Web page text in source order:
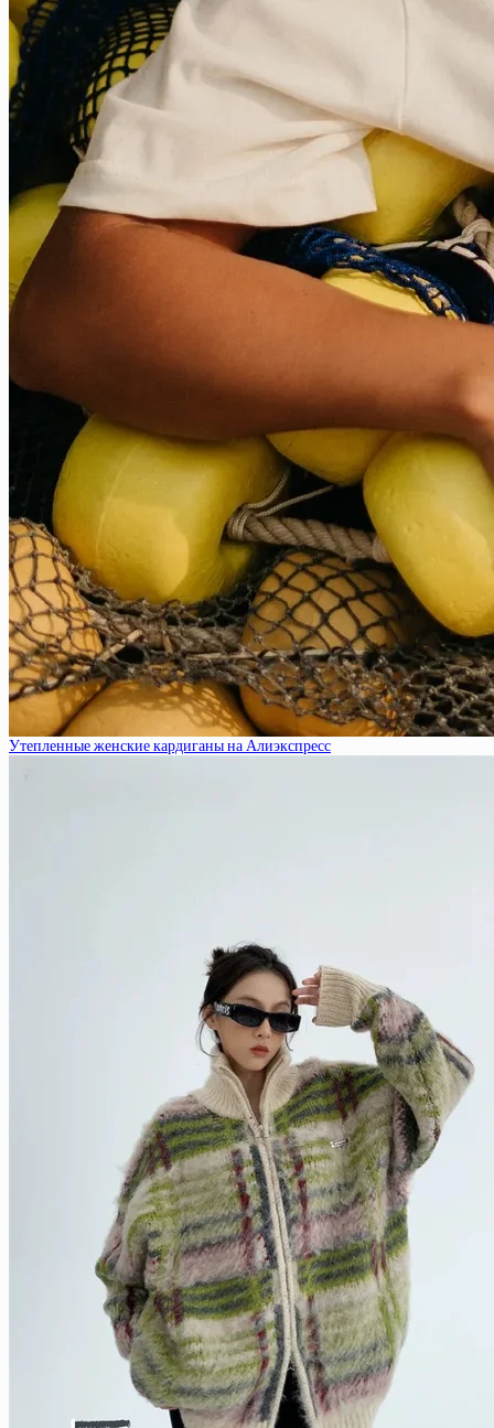
Утепленные женские кардиганы на Алиэкспресс